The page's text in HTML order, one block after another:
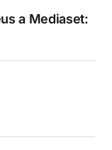
a Mediaset: